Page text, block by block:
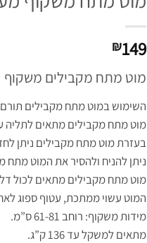
₪149
מוט מתח מקבילים משקוף
השימוש במוט מתח מקבילים תורם
מוט מתח מקבילים מתאים
בעזרת מוט מתח מקבילים ניתן
ניתן להניח ולהסיר את המוט
מוט מתח מקבילים מתאים לכול
המוט עשוי ממתכת, עטוף ספוג
מידות משקוף: רוחב 61-81 ס”מ.
מתאים למשקל עד 136 ק”ג.